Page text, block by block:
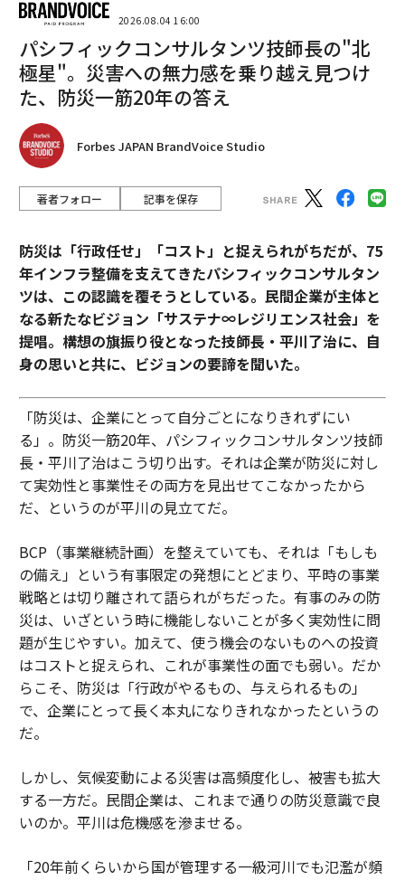
2026.08.04 16:00
パシフィックコンサルタンツ技師長の"北
極星"。災害への無力感を乗り越え見つけ
た、防災一筋20年の答え
Forbes JAPAN BrandVoice Studio
著者フォロー 記事を保存
防災は「行政任せ」「コスト」と捉えられがちだが、75
年インフラ整備を支えてきたパシフィックコンサルタン
ツは、この認識を覆そうとしている。民間企業が主体と
なる新たなビジョン「サステナ∞レジリエンス社会」を
提唱。構想の旗振り役となった技師長・平川了治に、自
身の思いと共に、ビジョンの要諦を聞いた。
「防災は、企業にとって自分ごとになりきれずにい
る」。防災一筋20年、パシフィックコンサルタンツ技師
長・平川了治はこう切り出す。それは企業が防災に対し
て実効性と事業性その両方を見出せてこなかったから
だ、というのが平川の見立てだ。
BCP（事業継続計画）を整えていても、それは「もしも
の備え」という有事限定の発想にとどまり、平時の事業
戦略とは切り離されて語られがちだった。有事のみの防
災は、いざという時に機能しないことが多く実効性に問
題が生じやすい。加えて、使う機会のないものへの投資
はコストと捉えられ、これが事業性の面でも弱い。だか
らこそ、防災は「行政がやるもの、与えられるもの」
で、企業にとって長く本丸になりきれなかったというの
だ。
しかし、気候変動による災害は高頻度化し、被害も拡大
する一方だ。民間企業は、これまで通りの防災意識で良
いのか。平川は危機感を滲ませる。
「20年前くらいから国が管理する一級河川でも氾濫が頻